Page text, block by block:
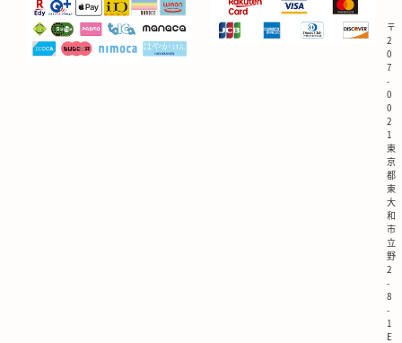
〒
2
0
7
-
0
0
2
1
東
京
都
東
大
和
市
立
野
2
-
8
-
1
E